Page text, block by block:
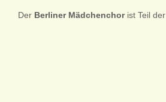
Der Berliner Mädchenchorist Teil der